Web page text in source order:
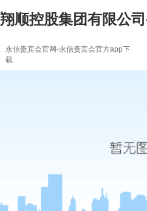
翔顺控股集团有限公
永信贵宾会官网-永信贵宾会官方app下
载